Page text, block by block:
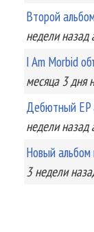
Второй
неделиназад
I Am Morbid
месяца 3 дня
Дебютный EP
неделиназад
Новый
3 недели